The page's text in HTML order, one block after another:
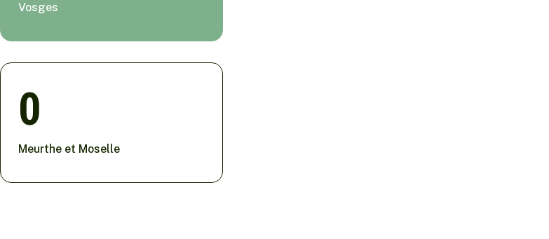
Vosges
0
Meurthe et Moselle